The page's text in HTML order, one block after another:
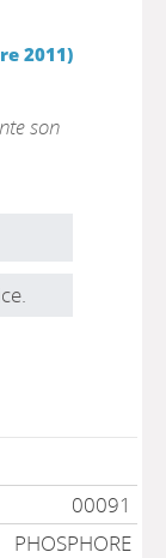
2011)
son
00091
PHOSPHORE